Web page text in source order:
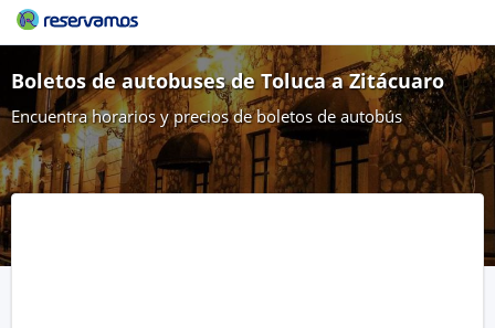
Boletos de autobuses de Toluca a Zitácuaro
Encuentra horarios y precios de boletos de autobús